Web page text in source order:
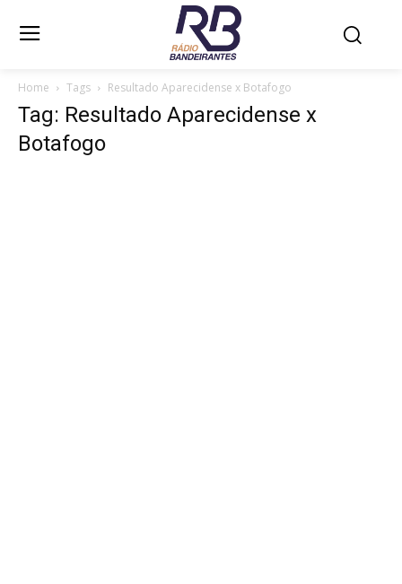
Home Tags Resultado Aparecidense x Botafogo
Tag: Resultado Aparecidense x
Botafogo